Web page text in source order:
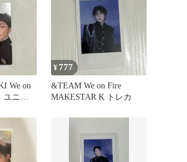
We on
ニッ
¥ 777
&TEAM We on Fire
MAKESTAR K トレカ